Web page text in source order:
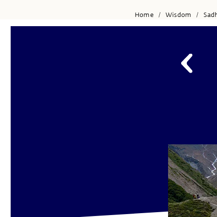
Home / Wisdom /